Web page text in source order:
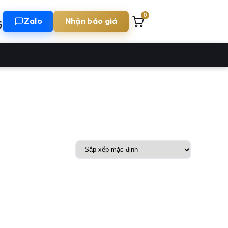
Zalo Nhận báo giá
0